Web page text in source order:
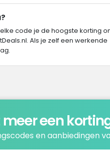
code je de hoogste korting
Als je zelf een werkende
een
en aanbiedingen